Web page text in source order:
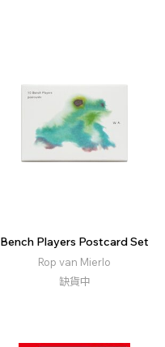
Bench Players Postcard Set
Rop van Mierlo
缺貨中